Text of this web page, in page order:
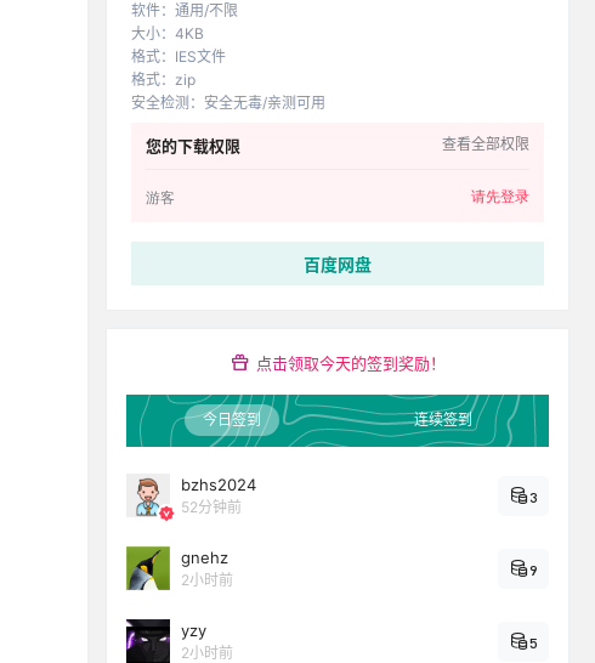
软件： 通用/不限
大小： 4KB
格式： IES文件
格式： zip
安全检测 ： 安全无毒/亲测可用
您的下载权限 查看全部权限
游客 请先登录
百度网盘
点击领取今天的签到奖励！
今日签到 连续签到
bzhs2024
52分钟前
3
gnehz
2小时前
9
yzy
2小时前
5